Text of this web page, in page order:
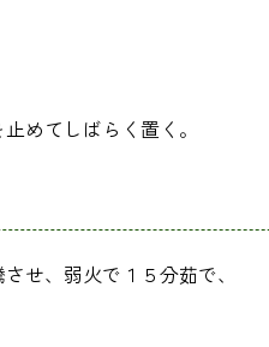
めてしばらく置く。
せ、弱火で１５分茹で、